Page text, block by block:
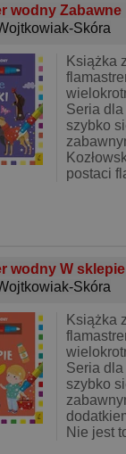
wodny
Skóra
Książka
Seria
szybko
postaci
wodny W
Skóra
Książka
Seria
szybko
Nie jest